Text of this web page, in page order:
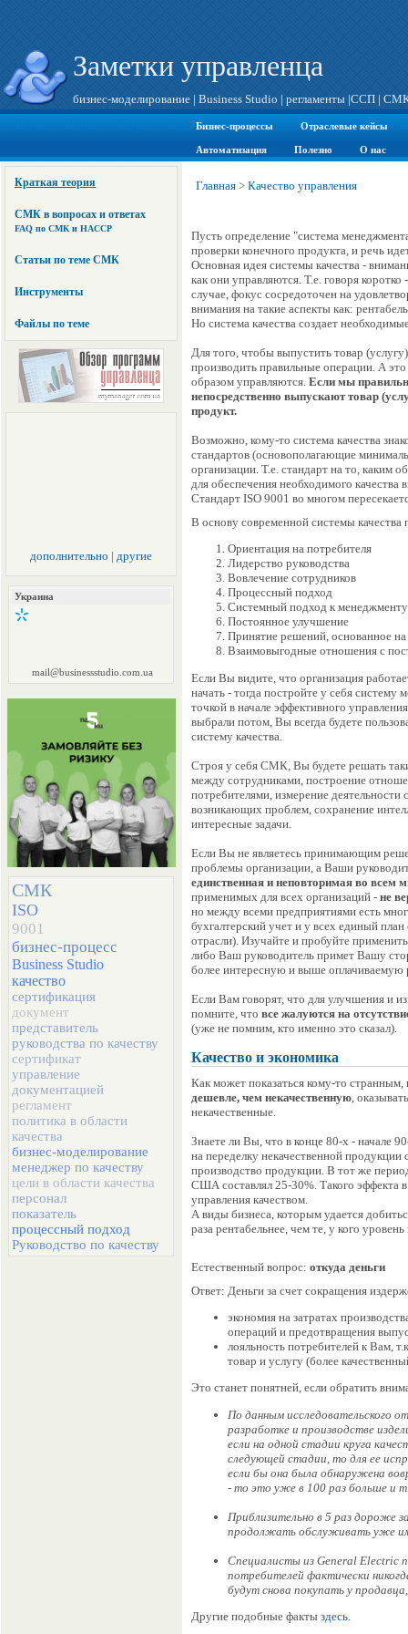
Заметки управленца
бизнес-моделирование | Business Studio | регламенты |ССП |
Бизнес-процессы Отраслевые кейсы
Автоматизация Полезно О нас
Краткая теория
СМК в вопросах и ответах
FAQ по СМК и HACCP
Статьи по теме СМК
Инструменты
Файлы по теме
дополнительно | другие
Украина
mail@businessstudio.com.ua
СМК
ISO
9001
бизнес-процесс
Business Studio
качество
сертификация
документ
представитель
руководства по качеству
сертификат
управление
документацией
регламент
политика в области
качества
бизнес-моделирование
менеджер по качеству
цели в области качества
персонал
показатель
процессный подход
Руководство по качеству
Главная > Качество управления
Пусть определение "система
проверки конечного продукта, и речь
Основная идея системы качества -
как они управляются. Т.е. говоря
случае, фокус сосредоточен на
внимания на такие аспекты как:
Но система качества создает
Для того, чтобы выпустить товар
производить правильные операции. А
образом управляются. Если мы
непосредственно выпускают товар
продукт.
Возможно, кому-то система качества
стандартов (основополагающие
организации. Т.е. стандарт на то, каким
для обеспечения необходимого
Стандарт ISO 9001 во многом
В основу современной системы
Ориентация на потребителя
Лидерство руководства
Вовлечение сотрудников
Процессный подход
Системный подход к менеджменту
Постоянное улучшение
Принятие решений, основанное на
Взаимовыгодные отношения с
Если Вы видите, что организация
начать - тогда постройте у себя
точкой в начале эффективного
выбрали потом, Вы всегда будете
систему качества.
Строя у себя СМК, Вы будете решать
между сотрудниками, построение
потребителями, измерение
возникающих проблем, сохранение
интересные задачи.
Если Вы не являетесь принимающим
проблемы организации, а Ваши
единственная и неповторимая во всем
применимых для всех организаций - не
но между всеми предприятиями есть
бухгалтерский учет и у всех единый
отрасли). Изучайте и пробуйте
либо Ваш руководитель примет Вашу
более интересную и выше оплачиваемую
Если Вам говорят, что для улучшения и
помните, что все жалуются на
(уже не помним, кто именно это сказал).
Качество и экономика
Как может показаться кому-то
дешевле, чем некачественную ,
некачественные.
Знаете ли Вы, что в конце 80-х - начале
на переделку некачественной
производство продукции. В тот же
США составлял 25-30%. Такого эффекта
управления качеством.
А виды бизнеса, которым удается
раза рентабельнее, чем те, у кого уровень
Естественный вопрос: откуда деньги
Ответ: Деньги за счет сокращения
экономия на затратах
операций и предотвращения
лояльность потребителей к Вам,
товар и услугу (более
Это станет понятней, если обратить
По данным
разработке и производстве
если на одной стадии круга
следующей стадии, то для ее
если бы она была обнаружена
- то это уже в 100 раз больше и
Приблизительно в 5 раз дороже
продолжать обслуживать уже
Специалисты из General Electric
потребителей фактически
будут снова покупать у
Другие подобные факты здесь